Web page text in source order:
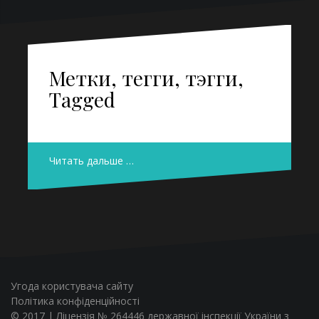
Метки, тегги, тэгги,
Tagged
Читать дальше …
Угода користувача сайту
Політика конфіденційності
© 2017 | Ліцензія № 264446 державної інспекції України з